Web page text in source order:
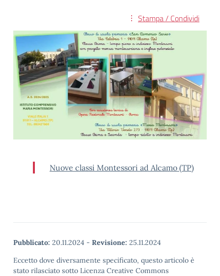
Stampa / Condividi
Nuove classi Montessori ad Alcamo (TP)
Pubblicato: 20.11.2024 - Revisione: 25.11.2024
Eccetto dove diversamente specificato, questo articolo è
stato rilasciato sotto Licenza Creative Commons